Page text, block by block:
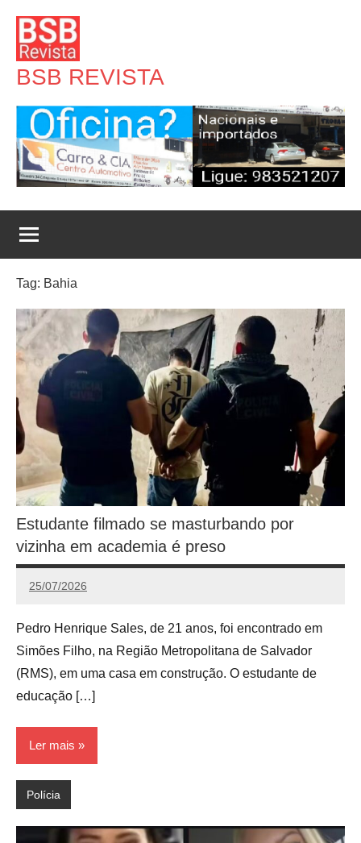
para
conteúdo
BSB REVISTA
Tag: Bahia
Estudante filmado se masturbando por
vizinha em academia é preso
25/07/2026
Calango
Pedro Henrique Sales, de 21 anos, foi encontrado em
Simões Filho, na Região Metropolitana de Salvador
(RMS), em uma casa em construção. O estudante de
educação […]
Ler mais
Polícia